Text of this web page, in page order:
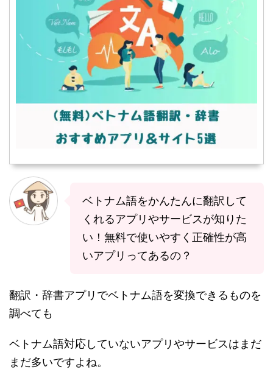
ベトナム語をかんたんに翻訳して
くれるアプリやサービスが知りた
い！無料で使いやすく正確性が高
いアプリってあるの？
翻訳・辞書アプリでベトナム語を変換できるものを
調べても
ベトナム語対応していないアプリやサービスはまだ
まだ多いですよね。